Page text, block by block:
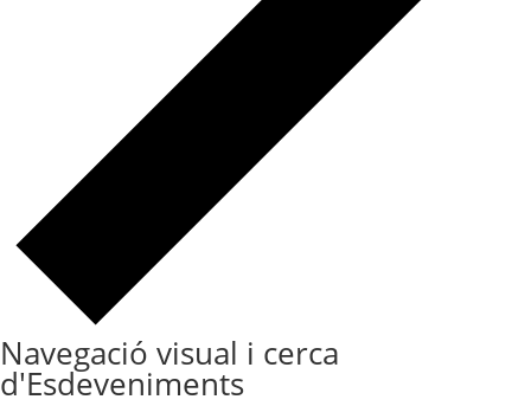
Navegació visual i cerca
d'Esdeveniments